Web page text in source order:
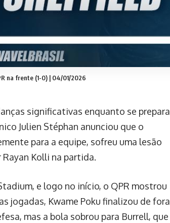
na frente (1-0) | 04/01/2026
significativas enquanto se prepara
Julien Stéphan anunciou que o
para a equipe, sofreu uma lesão
Kolli na partida.
e logo no início, o QPR mostrou
jogadas, Kwame Poku finalizou de fora
mas a bola sobrou para Burrell, que